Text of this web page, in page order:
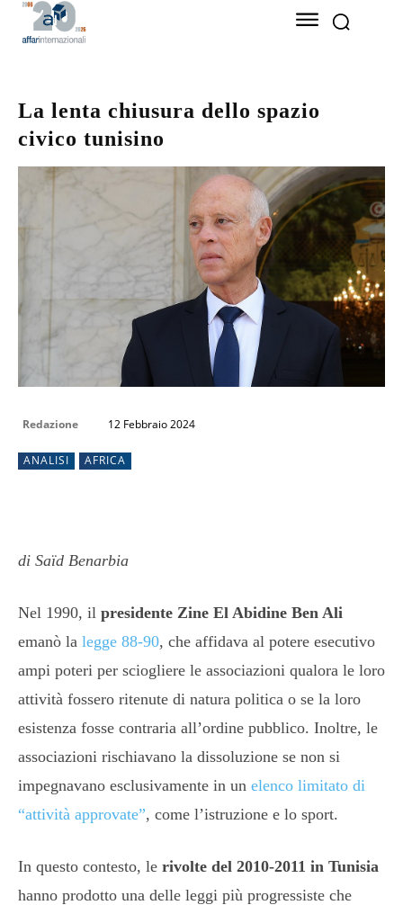
La lenta chiusura dello spazio
civico tunisino
Redazione 12 Febbraio 2024
ANALISI AFRICA
di Saïd Benarbia
Nel 1990, il presidente Zine El Abidine Ben Ali
emanò la legge 88-90, che affidava al potere esecutivo
ampi poteri per sciogliere le associazioni qualora le loro
attività fossero ritenute di natura politica o se la loro
esistenza fosse contraria all’ordine pubblico. Inoltre, le
associazioni rischiavano la dissoluzione se non si
impegnavano esclusivamente in un elenco limitato di
“attività approvate”, come l’istruzione e lo sport.
In questo contesto, le rivolte del 2010-2011 in Tunisia
hanno prodotto una delle leggi più progressiste che